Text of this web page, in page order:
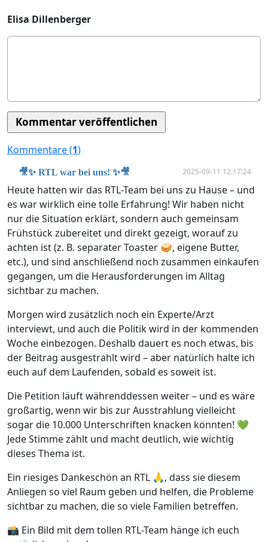
Elisa Dillenberger
Kommentare (1)
🎥✨ RTL war bei uns! ✨🎥 2025-09-11 12:17:24
Heute hatten wir das RTL-Team bei uns zu Hause – und
es war wirklich eine tolle Erfahrung! Wir haben nicht
nur die Situation erklärt, sondern auch gemeinsam
Frühstück zubereitet und direkt gezeigt, worauf zu
achten ist (z. B. separater Toaster 🥪, eigene Butter,
etc.), und sind anschließend noch zusammen einkaufen
gegangen, um die Herausforderungen im Alltag
sichtbar zu machen.
Morgen wird zusätzlich noch ein Experte/Arzt
interviewt, und auch die Politik wird in der kommenden
Woche einbezogen. Deshalb dauert es noch etwas, bis
der Beitrag ausgestrahlt wird – aber natürlich halte ich
euch auf dem Laufenden, sobald es soweit ist.
Die Petition läuft währenddessen weiter – und es wäre
großartig, wenn wir bis zur Ausstrahlung vielleicht
sogar die 10.000 Unterschriften knacken könnten! 💚
Jede Stimme zählt und macht deutlich, wie wichtig
dieses Thema ist.
Ein riesiges Dankeschön an RTL 🙏, dass sie diesem
Anliegen so viel Raum geben und helfen, die Probleme
sichtbar zu machen, die so viele Familien betreffen.
📸 Ein Bild mit dem tollen RTL-Team hänge ich euch